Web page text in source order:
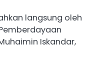
langsung oleh
Iskandar,